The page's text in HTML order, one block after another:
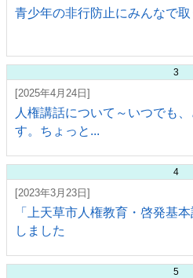
青少年の非行防止にみんなで
3
[2025年4月24日]
人権講話について～いつでも
す。ちょっと...
4
[2023年3月23日]
「上天草市人権教育・啓発基
しました
5